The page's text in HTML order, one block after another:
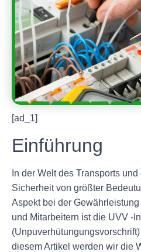
[ad_1]
Einführung
In der Welt des Transports
Sicherheit von größter
Aspekt bei der
und Mitarbeitern ist die UVV -
diesem Artikel werden wir die